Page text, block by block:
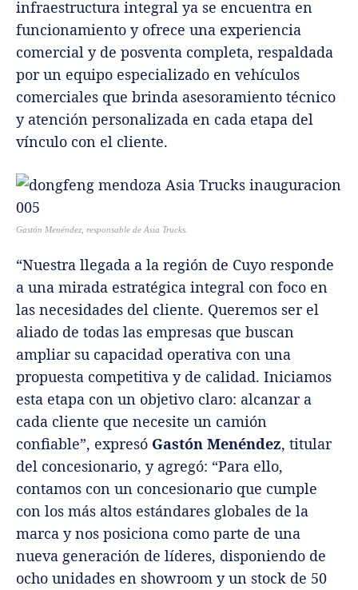
infraestructura integral ya se encuentra en
funcionamiento y ofrece una experiencia
comercial y de posventa completa, respaldada
por un equipo especializado en vehículos
comerciales que brinda asesoramiento técnico
y atención personalizada en cada etapa del
vínculo con el cliente.
Gastón Menéndez, responsable de Asia Trucks.
“Nuestra llegada a la región de Cuyo responde
a una mirada estratégica integral con foco en
las necesidades del cliente. Queremos ser el
aliado de todas las empresas que buscan
ampliar su capacidad operativa con una
propuesta competitiva y de calidad. Iniciamos
esta etapa con un objetivo claro: alcanzar a
cada cliente que necesite un camión
confiable”, expresó Gastón Menéndez, titular
del concesionario, y agregó: “Para ello,
contamos con un concesionario que cumple
con los más altos estándares globales de la
marca y nos posiciona como parte de una
nueva generación de líderes, disponiendo de
ocho unidades en showroom y un stock de 50